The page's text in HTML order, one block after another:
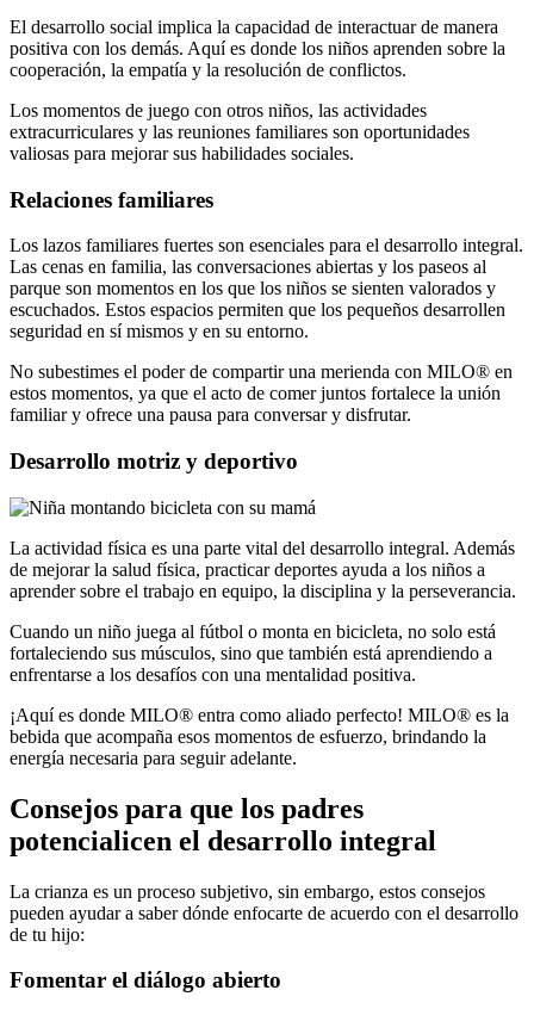
El desarrollo social implica la capacidad de interactuar de manera
positiva con los demás. Aquí es donde los niños aprenden sobre la
cooperación, la empatía y la resolución de conflictos.
Los momentos de juego con otros niños, las actividades
extracurriculares y las reuniones familiares son oportunidades
valiosas para mejorar sus habilidades sociales.
Relaciones familiares
Los lazos familiares fuertes son esenciales para el desarrollo integral.
Las cenas en familia, las conversaciones abiertas y los paseos al
parque son momentos en los que los niños se sienten valorados y
escuchados. Estos espacios permiten que los pequeños desarrollen
seguridad en sí mismos y en su entorno.
No subestimes el poder de compartir una merienda con MILO® en
estos momentos, ya que el acto de comer juntos fortalece la unión
familiar y ofrece una pausa para conversar y disfrutar.
Desarrollo motriz y deportivo
La actividad física es una parte vital del desarrollo integral. Además
de mejorar la salud física, practicar deportes ayuda a los niños a
aprender sobre el trabajo en equipo, la disciplina y la perseverancia.
Cuando un niño juega al fútbol o monta en bicicleta, no solo está
fortaleciendo sus músculos, sino que también está aprendiendo a
enfrentarse a los desafíos con una mentalidad positiva.
¡Aquí es donde MILO® entra como aliado perfecto! MILO® es la
bebida que acompaña esos momentos de esfuerzo, brindando la
energía necesaria para seguir adelante.
Consejos para que los padres
potencialicen el desarrollo integral
La crianza es un proceso subjetivo, sin embargo, estos consejos
pueden ayudar a saber dónde enfocarte de acuerdo con el desarrollo
de tu hijo:
Fomentar el diálogo abierto